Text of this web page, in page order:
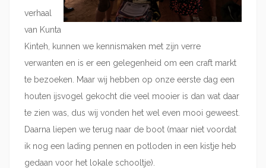
verhaal
van Kunta
Kinteh, kunnen we kennismaken met zijn verre
verwanten en is er een gelegenheid om een craft markt
te bezoeken. Maar wij hebben op onze eerste dag een
houten ijsvogel gekocht die veel mooier is dan wat daar
te zien was, dus wij vonden het wel even mooi geweest.
Daarna liepen we terug naar de boot (maar niet voordat
ik nog een lading pennen en potloden in een kistje heb
gedaan voor het lokale schooltje).